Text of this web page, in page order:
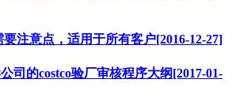
注意点，适用于所有客户[2016-12-27]
司的costco验厂审核程序大纲[2017-01-